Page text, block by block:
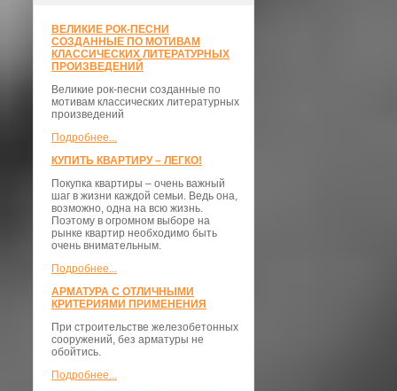
ВЕЛИКИЕ РОК-ПЕСНИ
СОЗДАННЫЕ ПО МОТИВАМ
КЛАССИЧЕСКИХ ЛИТЕРАТУРНЫХ
ПРОИЗВЕДЕНИЙ
Великие рок-песни созданные по
мотивам классических литературных
произведений
Подробнее...
КУПИТЬ КВАРТИРУ – ЛЕГКО!
Покупка квартиры – очень важный
шаг в жизни каждой семьи. Ведь она,
возможно, одна на всю жизнь.
Поэтому в огромном выборе на
рынке квартир необходимо быть
очень внимательным.
Подробнее...
АРМАТУРА С ОТЛИЧНЫМИ
КРИТЕРИЯМИ ПРИМЕНЕНИЯ
При строительстве железобетонных
сооружений, без арматуры не
обойтись.
Подробнее...